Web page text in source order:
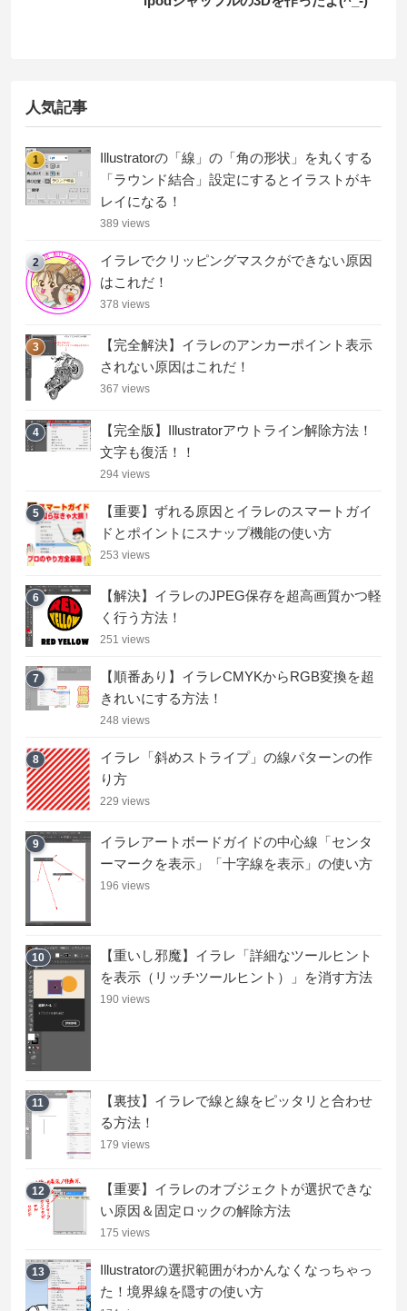
人気記事
1
Illustratorの「線」の「角の形状」を丸くする
「ラウンド結合」設定にするとイラストがキ
レイになる！
389 views
2
イラレでクリッピングマスクができない原因
はこれだ！
378 views
3
【完全解決】イラレのアンカーポイント表示
されない原因はこれだ！
367 views
4
【完全版】Illustratorアウトライン解除方法！
文字も復活！！
294 views
5
【重要】ずれる原因とイラレのスマートガイ
ドとポイントにスナップ機能の使い方
253 views
6
【解決】イラレのJPEG保存を超高画質かつ軽
く行う方法！
251 views
7
【順番あり】イラレCMYKからRGB変換を超
きれいにする方法！
248 views
8
イラレ「斜めストライプ」の線パターンの作
り方
229 views
9
イラレアートボードガイドの中心線「センタ
ーマークを表示」「十字線を表示」の使い方
196 views
10
【重いし邪魔】イラレ「詳細なツールヒント
を表示（リッチツールヒント）」を消す方法
190 views
11
【裏技】イラレで線と線をピッタリと合わせ
る方法！
179 views
12
【重要】イラレのオブジェクトが選択できな
い原因＆固定ロックの解除方法
175 views
13
Illustratorの選択範囲がわかんなくなっちゃっ
た！境界線を隠すの使い方